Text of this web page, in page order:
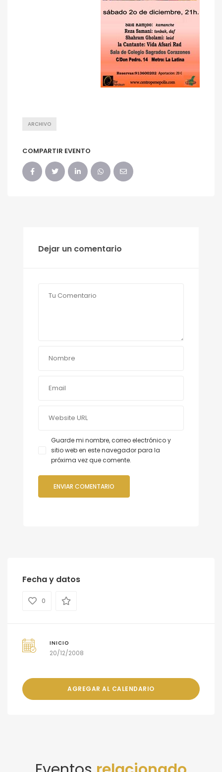
ARCHIVO
COMPARTIR EVENTO
Dejar un comentario
Guarde mi nombre, correo electrónico y
sitio web en este navegador para la
próxima vez que comente.
Fecha y datos
0
INICIO
20/12/2008
AGREGAR AL CALENDARIO